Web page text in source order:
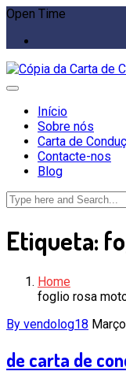
Open Time
Início
Sobre nós
Carta de
Contacte-nos
Blog
Etiqueta:
Home
foglio rosa
By vendolog18
de carta de